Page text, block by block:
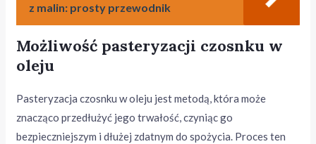
z malin: prosty przewodnik
Możliwość pasteryzacji czosnku w
oleju
Pasteryzacja czosnku w oleju jest metodą, która może
znacząco przedłużyć jego trwałość, czyniąc go
bezpieczniejszym i dłużej zdatnym do spożycia. Proces ten